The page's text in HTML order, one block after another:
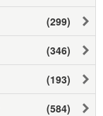
(299)
(346)
(193)
(584)